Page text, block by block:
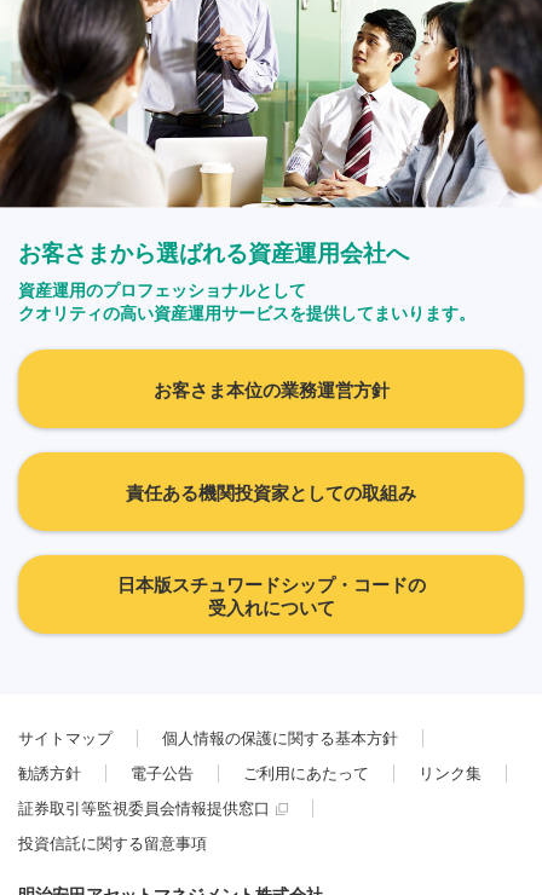
お客さまから選ばれる資産運用会社へ
資産運用のプロフェッショナルとして
クオリティの高い資産運用サービスを提供してまいります。
お客さま本位の業務運営方針
責任ある機関投資家としての取組み
日本版スチュワードシップ・コードの
受入れについて
サイトマップ
個人情報の保護に関する基本方針
勧誘方針
電子公告 ご利用にあたって
リンク集
証券取引等監視委員会情報提供窓口
投資信託に関する留意事項